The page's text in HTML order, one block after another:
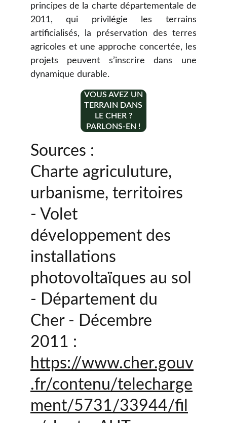
principes de la charte départementale de
2011, qui privilégie les terrains
artificialisés, la préservation des terres
agricoles et une approche concertée, les
projets peuvent s’inscrire dans une
dynamique durable.
VOUS AVEZ UN
TERRAIN DANS
LE CHER ?
PARLONS-EN !
Sources :
Charte agriculuture,
urbanisme, territoires
- Volet
développement des
installations
photovoltaïques au sol
- Département du
Cher - Décembre
2011 :
https://www.cher.gouv
.fr/contenu/telecharge
ment/5731/33944/fil